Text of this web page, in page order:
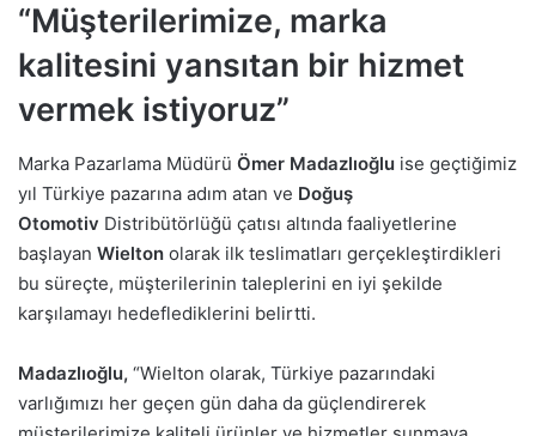
“Müşterilerimize, marka
kalitesini yansıtan bir hizmet
vermek istiyoruz”
Marka Pazarlama Müdürü Ömer Madazlıoğlu ise geçtiğimiz
yıl Türkiye pazarına adım atan ve Doğuş
Otomotiv Distribütörlüğü çatısı altında faaliyetlerine
başlayan Wielton olarak ilk teslimatları gerçekleştirdikleri
bu süreçte, müşterilerinin taleplerini en iyi şekilde
karşılamayı hedeflediklerini belirtti.
Madazlıoğlu, “Wielton olarak, Türkiye pazarındaki
varlığımızı her geçen gün daha da güçlendirerek